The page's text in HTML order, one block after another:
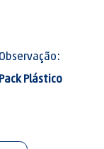
Observação:
Pack Plástico